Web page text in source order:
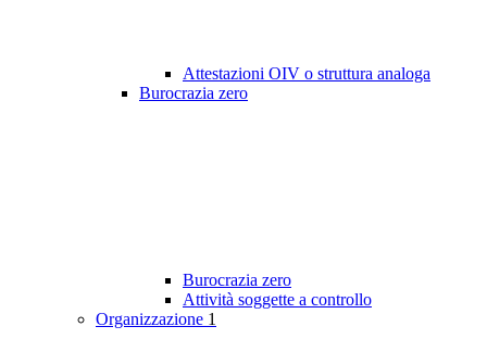
Attestazioni OIV o struttura analoga
Burocrazia zero
Burocrazia zero
Attività soggette a controllo
Organizzazione 1